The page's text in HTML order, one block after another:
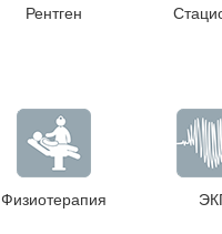
Рентген
Физиотерапия